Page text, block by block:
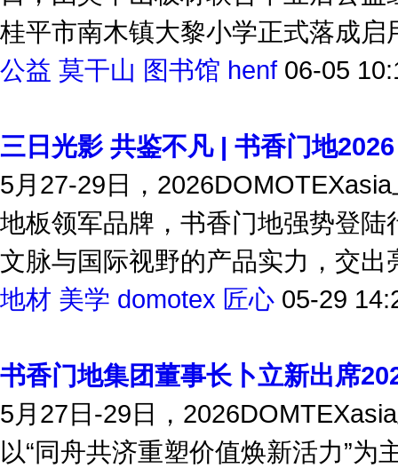
日，由莫干山板材联合毕业后公
桂平市南木镇大黎小学正式落成
公益 莫干山 图书馆
三日光影 共鉴不凡 | 书香门地
5月27-29日，
地板领军品牌，书香门地强势登
文脉与国际视野的产品实力，交
地材 美学 匠心
书香门地集团董事长卜立新出席
5月27日-29日，